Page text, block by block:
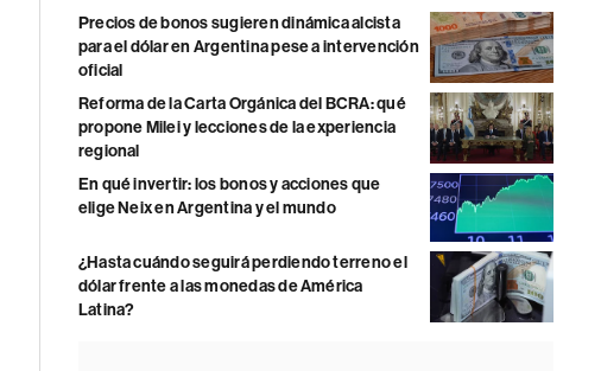
Precios de bonos sugieren dinámica alcista
para el dólar en Argentina pese a intervención
oficial
Reforma de la Carta Orgánica del BCRA: qué
propone Milei y lecciones de la experiencia
regional
En qué invertir: los bonos y acciones que
elige Neix en Argentina y el mundo
¿Hasta cuándo seguirá perdiendo terreno el
dólar frente a las monedas de América
Latina?